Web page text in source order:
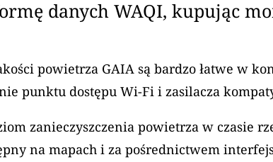
danych WAQI, kupując
powietrza GAIA są bardzo łatwe w
punktu dostępu Wi-Fi i zasilacza
zanieczyszczenia powietrza w czasie
na mapach i za pośrednictwem